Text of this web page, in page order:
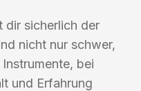
dir sicherlich der
nicht nur schwer,
bei
und Erfahrung